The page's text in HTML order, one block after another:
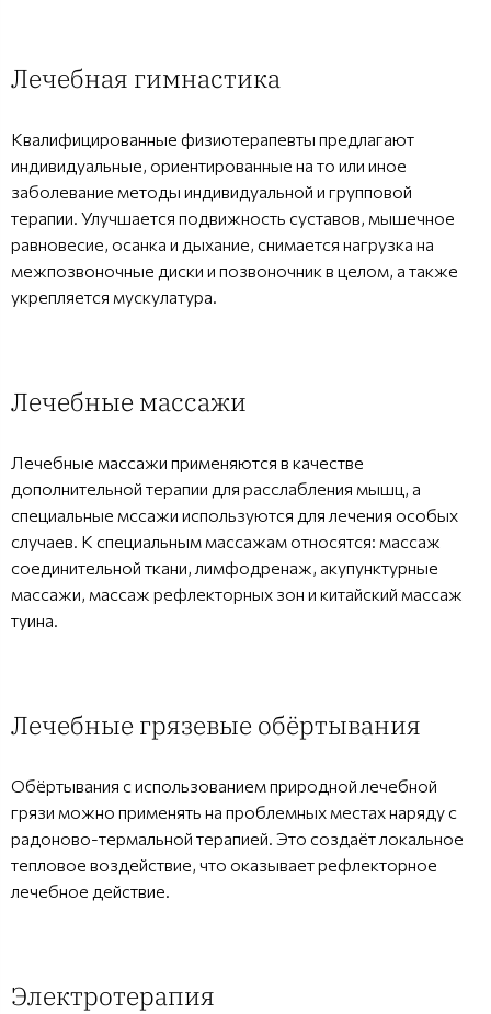
Лечебная гимнастика
Квалифицированные физиотерапевты предлагают
индивидуальные, ориентированные на то или иное
заболевание методы индивидуальной и групповой
терапии. Улучшается подвижность суставов, мышечное
равновесие, осанка и дыхание, снимается нагрузка на
межпозвоночные диски и позвоночник в целом, а также
укрепляется мускулатура.
Лечебные массажи
Лечебные массажи применяются в качестве
дополнительной терапии для расслабления мышц, а
специальные мссажи используются для лечения особых
случаев. К специальным массажам относятся: массаж
соединительной ткани, лимфодренаж, акупунктурные
массажи, массаж рефлекторных зон и китайский массаж
туина.
Лечебные грязевые обёртывания
Обёртывания с использованием природной лечебной
грязи можно применять на проблемных местах наряду с
радоново-термальной терапией. Это создаёт локальное
тепловое воздействие, что оказывает рефлекторное
лечебное действие.
Электротерапия